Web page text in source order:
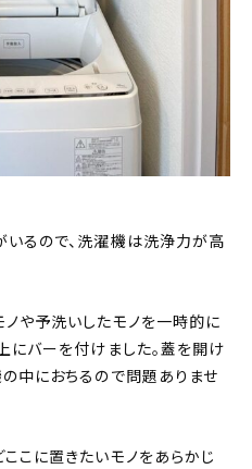
るので、洗濯機は洗浄力が高
や予洗いしたモノを一時的に
にバーを付けました。蓋を開け
中におちるので問題ありませ
こに置きたいモノをあらかじ